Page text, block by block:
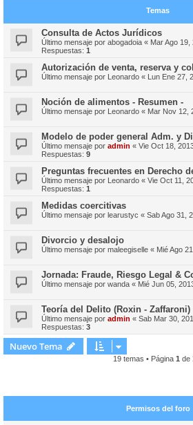
Temas
Consulta de Actos Jurídicos
Último mensaje por abogadoia « Mar Ago 19,
Respuestas: 1
Autorización de venta, reserva y
Último mensaje por Leonardo « Lun Ene 27,
Noción de alimentos - Resumen -
Último mensaje por Leonardo « Mar Nov 12,
Modelo de poder general Adm. y
Último mensaje por admin « Vie Oct 18,
Respuestas: 9
Preguntas frecuentes en Derecho
Último mensaje por Leonardo « Vie Oct 11,
Respuestas: 1
Medidas coercitivas
Último mensaje por learustyc « Sab Ago 31,
Divorcio y desalojo
Último mensaje por maleegiselle « Mié Ago
Jornada: Fraude, Riesgo Legal &
Último mensaje por wanda « Mié Jun 05,
Teoría del Delito (Roxin - Zaffaroni)
Último mensaje por admin « Sab Mar 30,
Respuestas: 3
Nuevo Tema
19 temas • Página 1 de
Permisos del foro